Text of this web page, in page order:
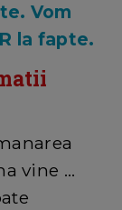
Vom
la fapte.
vine ...